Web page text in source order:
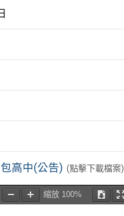
高中(公告) (點擊下載檔案)
縮放 100%